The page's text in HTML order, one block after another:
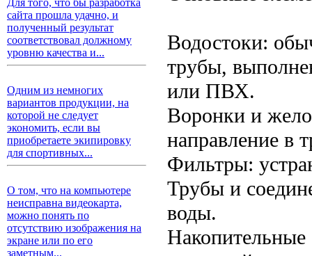
Для того, что бы разработка
сайта прошла удачно, и
полученный результат
соответствовал должному
уровню качества и...
Одним из немногих
вариантов продукции, на
которой не следует
экономить, если вы
приобретаете экипировку
для спортивных...
О том, что на компьютере
неисправна видеокарта,
можно понять по
отсутствию изображения на
экране или по его
заметным...
Водостоки:
трубы,
или ПВХ.
Воронки и
направление в
Фильтры:
Трубы и
воды.
Накопительные